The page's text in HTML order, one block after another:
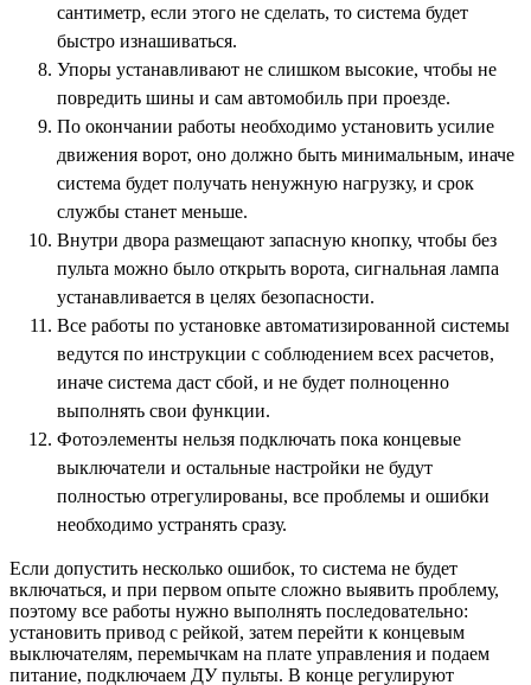
сантиметр, если этого не сделать, то система будет
быстро изнашиваться.
Упоры устанавливают не слишком высокие, чтобы не
повредить шины и сам автомобиль при проезде.
По окончании работы необходимо установить усилие
движения ворот, оно должно быть минимальным, иначе
система будет получать ненужную нагрузку, и срок
службы станет меньше.
Внутри двора размещают запасную кнопку, чтобы без
пульта можно было открыть ворота, сигнальная лампа
устанавливается в целях безопасности.
Все работы по установке автоматизированной системы
ведутся по инструкции с соблюдением всех расчетов,
иначе система даст сбой, и не будет полноценно
выполнять свои функции.
Фотоэлементы нельзя подключать пока концевые
выключатели и остальные настройки не будут
полностью отрегулированы, все проблемы и ошибки
необходимо устранять сразу.
Если допустить несколько ошибок, то система не будет
включаться, и при первом опыте сложно выявить проблему,
поэтому все работы нужно выполнять последовательно:
установить привод с рейкой, затем перейти к концевым
выключателям, перемычкам на плате управления и подаем
питание, подключаем ДУ пульты. В конце регулируют